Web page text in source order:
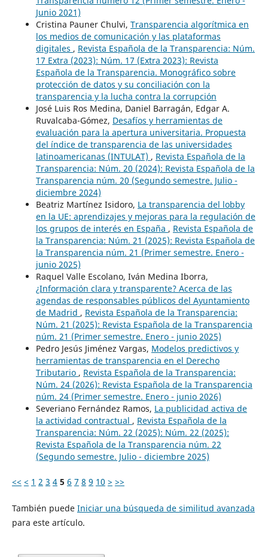
Junio 2021)
Cristina Pauner Chulvi, Transparencia algorítmica en
los medios de comunicación y las plataformas
digitales , Revista Española de la Transparencia: Núm.
17 Extra (2023): Núm. 17 (Extra 2023): Revista
Española de la Transparencia. Monográfico sobre
protección de datos y su conciliación con la
transparencia y la lucha contra la corrupción
José Luis Ros Medina, Daniel Barragán, Edgar A.
Ruvalcaba-Gómez, Desafíos y herramientas de
evaluación para la apertura universitaria. Propuesta
del índice de transparencia de las universidades
latinoamericanas (INTULAT) , Revista Española de la
Transparencia: Núm. 20 (2024): Revista Española de la
Transparencia núm. 20 (Segundo semestre. Julio -
diciembre 2024)
Beatriz Martínez Isidoro, La transparencia del lobby
en la UE: aprendizajes y mejoras para la regulación de
los grupos de interés en España , Revista Española de
la Transparencia: Núm. 21 (2025): Revista Española de
la Transparencia núm. 21 (Primer semestre. Enero -
junio 2025)
Raquel Valle Escolano, Iván Medina Iborra,
¿Información clara y transparente? Acerca de las
agendas de responsables públicos del Ayuntamiento
de Madrid , Revista Española de la Transparencia:
Núm. 21 (2025): Revista Española de la Transparencia
núm. 21 (Primer semestre. Enero - junio 2025)
Pedro Jesús Jiménez Vargas, Modelos predictivos y
herramientas de transparencia en el Derecho
Tributario , Revista Española de la Transparencia:
Núm. 24 (2026): Revista Española de la Transparencia
núm. 24 (Primer semestre. Enero - junio 2026)
Severiano Fernández Ramos, La publicidad activa de
la actividad contractual , Revista Española de la
Transparencia: Núm. 22 (2025): Núm. 22 (2025):
Revista Española de la Transparencia núm. 22
(Segundo semestre. Julio - diciembre 2025)
<< < 1 2 3 4 5 6 7 8 9 10 > >>
También puede Iniciar una búsqueda de similitud avanzada
para este artículo.